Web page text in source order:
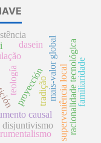
causal
proyecciónmais-valor globalsuperveniência local
disjuntivismo racionalidade tecnológica
teología familiaridade
dasein
tradição